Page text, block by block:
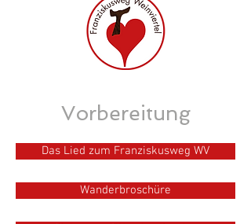
Vorbereitung
Das Lied zum Franziskusweg WV
Wanderbroschüre